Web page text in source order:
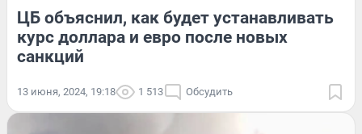
ЦБ объяснил, как будет устанавливать
курс доллара и евро после новых
санкций
13 июня, 2024, 19:18 1 513 Обсудить